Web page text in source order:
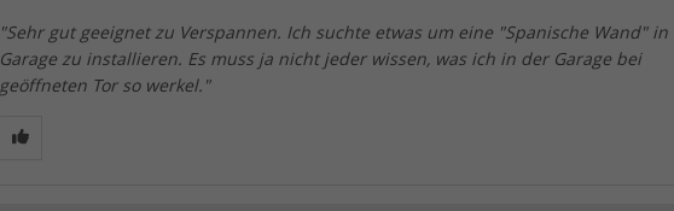
"Sehr gut geeignet zu Verspannen. Ich suchte etwas um eine "Spanische Wand" in
Garage zu installieren. Es muss ja nicht jeder wissen, was ich in der Garage bei
geöffneten Tor so werkel."